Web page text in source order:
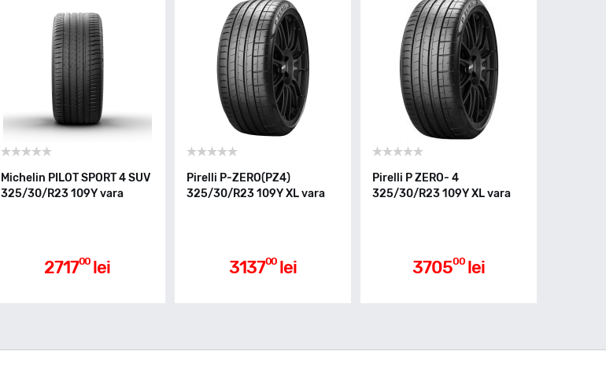
Michelin PILOT SPORT 4 SUV
325/30/R23 109Y vara
271700 lei
Pirelli P-ZERO(PZ4)
325/30/R23 109Y XL vara
313700 lei
Pirelli P ZERO- 4
325/30/R23 109Y XL vara
370500 lei